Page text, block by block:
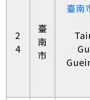
2
4
臺
南
市
臺南